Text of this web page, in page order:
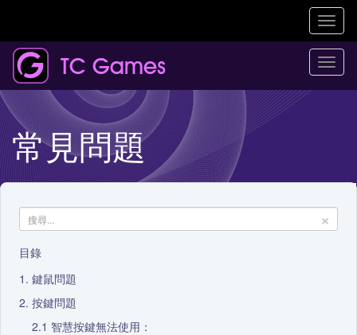
常見問題
×
目錄
鍵鼠問題
按鍵問題
智慧按鍵無法使用：